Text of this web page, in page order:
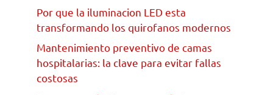
Por que la iluminacion LED esta
transformando los quirofanos modernos
Mantenimiento preventivo de camas
hospitalarias: la clave para evitar fallas
costosas